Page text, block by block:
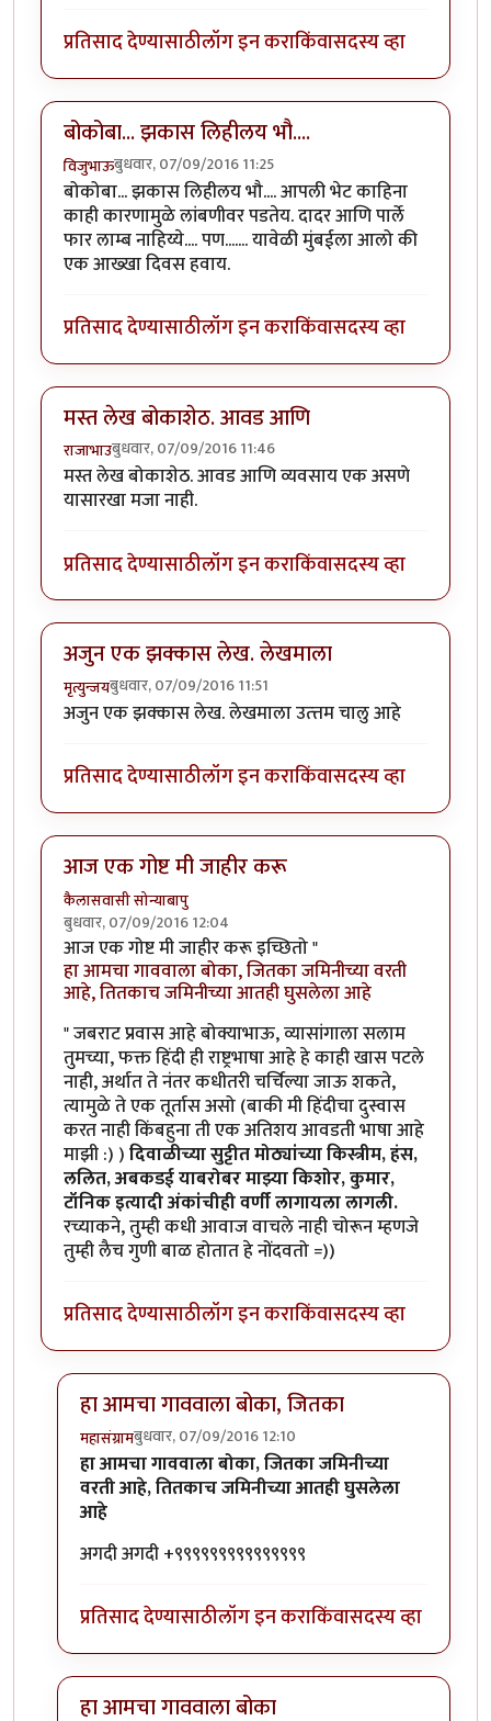
प्रतिसाद देण्यासाठीलॉग इन कराकिंवासदस्य व्हा
बोकोबा... झकास लिहीलय भौ....
विजुभाऊबुधवार, 07/09/2016 11:25
बोकोबा... झकास लिहीलय भौ.... आपली भेट काहिना
काही कारणामुळे लांबणीवर पडतेय. दादर आणि पार्ले
फार लाम्ब नाहिय्ये.... पण....... यावेळी मुंबईला आलो की
एक आख्खा दिवस हवाय.
प्रतिसाद देण्यासाठीलॉग इन कराकिंवासदस्य व्हा
मस्त लेख बोकाशेठ. आवड आणि
राजाभाउबुधवार, 07/09/2016 11:46
मस्त लेख बोकाशेठ. आवड आणि व्यवसाय एक असणे
यासारखा मजा नाही.
प्रतिसाद देण्यासाठीलॉग इन कराकिंवासदस्य व्हा
अजुन एक झक्कास लेख. लेखमाला
मृत्युन्जयबुधवार, 07/09/2016 11:51
अजुन एक झक्कास लेख. लेखमाला उत्त्तम चालु आहे
प्रतिसाद देण्यासाठीलॉग इन कराकिंवासदस्य व्हा
आज एक गोष्ट मी जाहीर करू
कैलासवासी सोन्याबापु
बुधवार, 07/09/2016 12:04
आज एक गोष्ट मी जाहीर करू इच्छितो "
हा आमचा गाववाला बोका, जितका जमिनीच्या वरती
आहे, तितकाच जमिनीच्या आतही घुसलेला आहे
" जबराट प्रवास आहे बोक्याभाऊ, व्यासांगाला सलाम
तुमच्या, फक्त हिंदी ही राष्ट्रभाषा आहे हे काही खास पटले
नाही, अर्थात ते नंतर कधीतरी चर्चिल्या जाऊ शकते,
त्यामुळे ते एक तूर्तास असो (बाकी मी हिंदीचा दुस्वास
करत नाही किंबहुना ती एक अतिशय आवडती भाषा आहे
माझी :) )दिवाळीच्या सुट्टीत मोठ्यांच्या किस्त्रीम, हंस,
ललित, अबकडई याबरोबर माझ्या किशोर, कुमार,
टॉनिक इत्यादी अंकांचीही वर्णी लागायला लागली.
रच्याकने, तुम्ही कधी आवाज वाचले नाही चोरून म्हणजे
तुम्ही लैच गुणी बाळ होतात हे नोंदवतो =))
प्रतिसाद देण्यासाठीलॉग इन कराकिंवासदस्य व्हा
हा आमचा गाववाला बोका, जितका
महासंग्रामबुधवार, 07/09/2016 12:10
In reply toआज एक गोष्ट मी जाहीर करूbyकैलासवासी
हा आमचा गाववाला बोका, जितका जमिनीच्या
वरती आहे, तितकाच जमिनीच्या आतही घुसलेला
आहे
अगदी अगदी +९९९९९९९९९९९९९९९
प्रतिसाद देण्यासाठीलॉग इन कराकिंवासदस्य व्हा
हा आमचा गाववाला बोका